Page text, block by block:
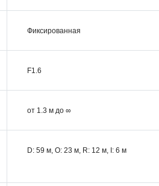
Фиксированная
F1.6
от 1.3 м до ∞
D: 59 м, O: 23 м, R: 12 м, I: 6 м